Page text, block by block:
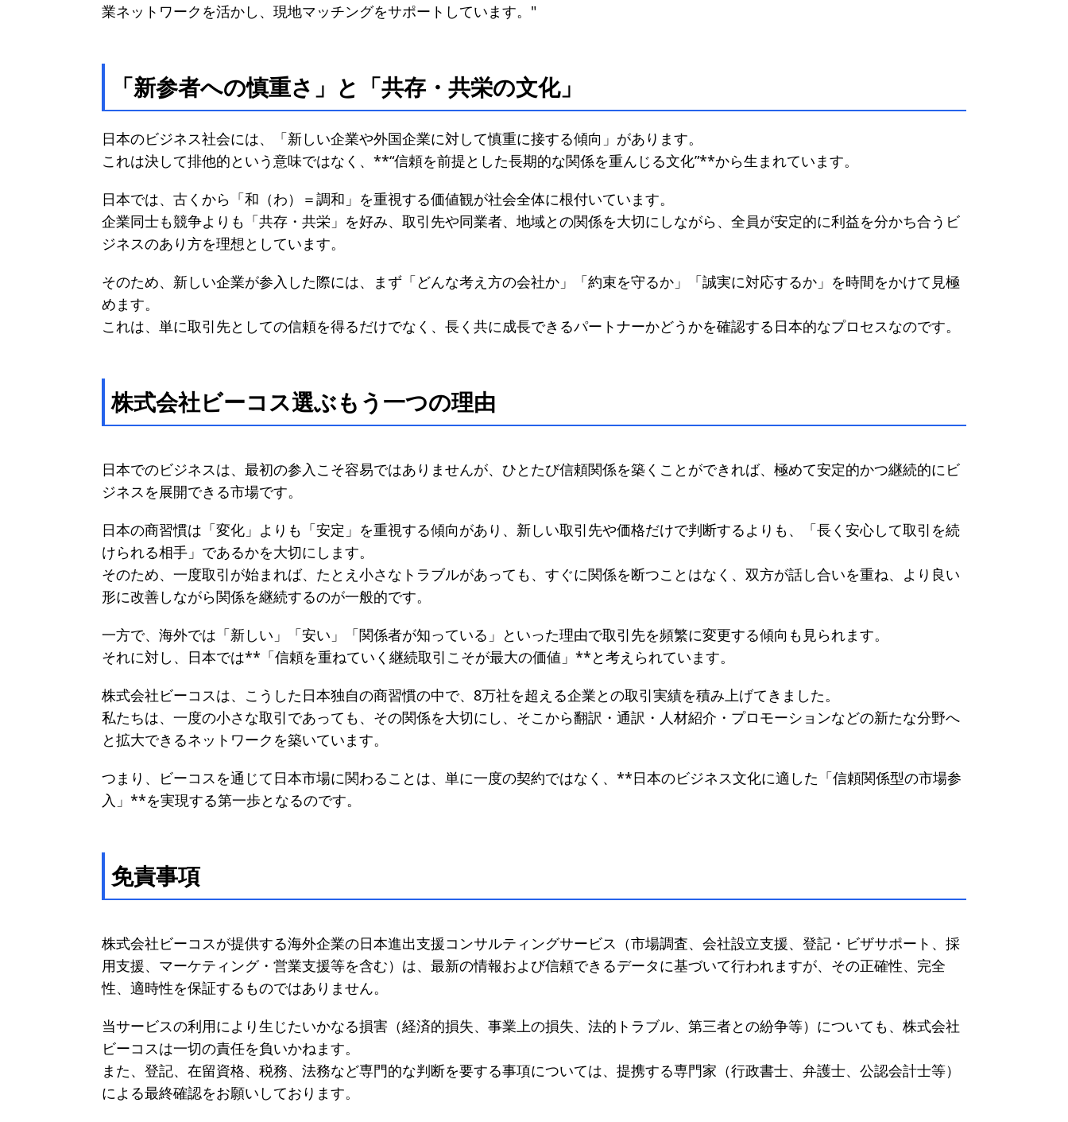
業ネットワークを活かし、現地マッチングをサポートしています。"
「新参者への慎重さ」と「共存・共栄の文化」
日本のビジネス社会には、「新しい企業や外国企業に対して慎重に接する傾向」があります。
これは決して排他的という意味ではなく、**“信頼を前提とした長期的な関係を重んじる文化”**から生まれています。
日本では、古くから「和（わ）＝調和」を重視する価値観が社会全体に根付いています。
企業同士も競争よりも「共存・共栄」を好み、取引先や同業者、地域との関係を大切にしながら、全員が安定的に利益を分かち合うビ
ジネスのあり方を理想としています。
そのため、新しい企業が参入した際には、まず「どんな考え方の会社か」「約束を守るか」「誠実に対応するか」を時間をかけて見極
めます。
これは、単に取引先としての信頼を得るだけでなく、長く共に成長できるパートナーかどうかを確認する日本的なプロセスなのです。
株式会社ビーコス選ぶもう一つの理由
日本でのビジネスは、最初の参入こそ容易ではありませんが、ひとたび信頼関係を築くことができれば、極めて安定的かつ継続的にビ
ジネスを展開できる市場です。
日本の商習慣は「変化」よりも「安定」を重視する傾向があり、新しい取引先や価格だけで判断するよりも、「長く安心して取引を続
けられる相手」であるかを大切にします。
そのため、一度取引が始まれば、たとえ小さなトラブルがあっても、すぐに関係を断つことはなく、双方が話し合いを重ね、より良い
形に改善しながら関係を継続するのが一般的です。
一方で、海外では「新しい」「安い」「関係者が知っている」といった理由で取引先を頻繁に変更する傾向も見られます。
それに対し、日本では**「信頼を重ねていく継続取引こそが最大の価値」**と考えられています。
株式会社ビーコスは、こうした日本独自の商習慣の中で、8万社を超える企業との取引実績を積み上げてきました。
私たちは、一度の小さな取引であっても、その関係を大切にし、そこから翻訳・通訳・人材紹介・プロモーションなどの新たな分野へ
と拡大できるネットワークを築いています。
つまり、ビーコスを通じて日本市場に関わることは、単に一度の契約ではなく、**日本のビジネス文化に適した「信頼関係型の市場参
入」**を実現する第一歩となるのです。
免責事項
株式会社ビーコスが提供する海外企業の日本進出支援コンサルティングサービス（市場調査、会社設立支援、登記・ビザサポート、採
用支援、マーケティング・営業支援等を含む）は、最新の情報および信頼できるデータに基づいて行われますが、その正確性、完全
性、適時性を保証するものではありません。
当サービスの利用により生じたいかなる損害（経済的損失、事業上の損失、法的トラブル、第三者との紛争等）についても、株式会社
ビーコスは一切の責任を負いかねます。
また、登記、在留資格、税務、法務など専門的な判断を要する事項については、提携する専門家（行政書士、弁護士、公認会計士等）
による最終確認をお願いしております。